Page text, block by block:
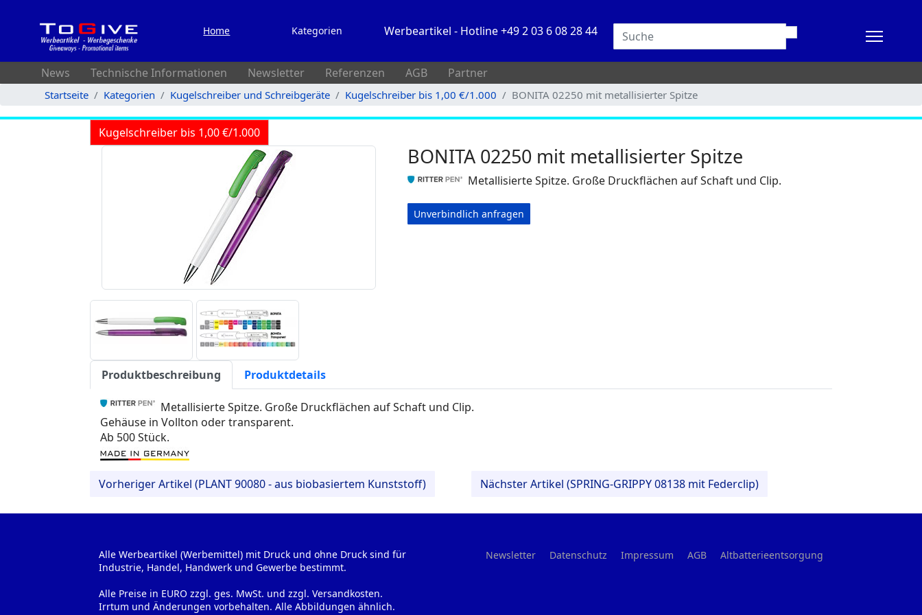
Home Kategorien Werbeartikel - Hotline +49 2 03 6 08 28 44
News Technische Informationen Newsletter Referenzen AGB Partner
Startseite Kategorien Kugelschreiber und Schreibgeräte Kugelschreiber bis 1,00 €/1.000 BONITA 02250 mit metallisierter Spitze
Kugelschreiber bis 1,00 €/1.000
BONITA 02250 mit metallisierter Spitze
Metallisierte Spitze. Große Druckflächen auf Schaft und Clip.
Unverbindlich anfragen
Produktbeschreibung Produktdetails
Metallisierte Spitze. Große Druckflächen auf Schaft und Clip.
Gehäuse in Vollton oder transparent.
Ab 500 Stück.
Vorheriger Artikel (PLANT 90080 - aus biobasiertem Kunststoff) Nächster Artikel (SPRING-GRIPPY 08138 mit Federclip)
Alle Werbeartikel (Werbemittel) mit Druck und ohne Druck sind für
Industrie, Handel, Handwerk und Gewerbe bestimmt.
Alle Preise in EURO zzgl. ges. MwSt. und zzgl. Versandkosten.
Irrtum und Änderungen vorbehalten. Alle Abbildungen ähnlich.
Newsletter Datenschutz Impressum AGB Altbatterieentsorgung